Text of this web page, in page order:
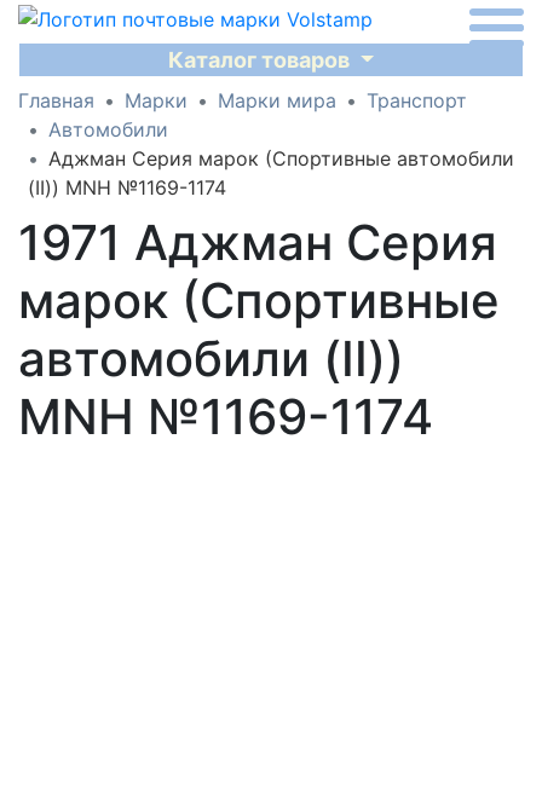
Каталог товаров
Главная Марки Марки мира
Транспорт
Автомобили
Аджман Серия марок (Спортивные автомобили
(II)) MNH №1169-1174
1971 Аджман Серия
марок (Спортивные
автомобили (II))
MNH №1169-1174